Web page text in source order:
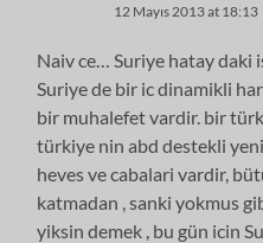
12 Mayıs 2013 at 18:13
Naiv ce… Suriye hatay daki
Suriye de bir ic dinamikli
bir muhalefet vardir. bir
türkiye nin abd destekli
heves ve cabalari vardir,
katmadan , sanki yokmus
yiksin demek , bu gün icin